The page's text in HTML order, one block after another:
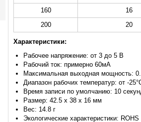
160
16
200
20
Характеристики:
Рабочее напряжение: от 3 до 5 В
Рабочий ток: примерно 60мА
Максимальная выходная мощность:
Диапазон рабочих температур: от -
Время записи по умолчанию: 10
Размер: 42.5 х 38 х 16 мм
Вес: 14.8 г
Экологические характеристики: ROHS